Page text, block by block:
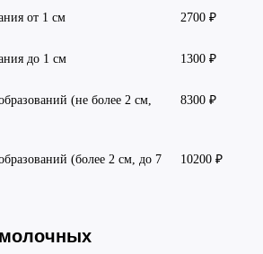
от 1 см 2700 ₽
до 1 см 1300 ₽
(не более 2 см,
8300 ₽
(более 2 см, до 7
10200 ₽